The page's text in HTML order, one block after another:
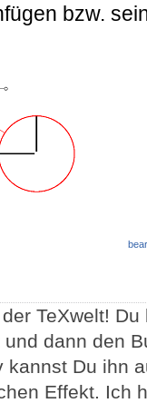
bzw.
TeXwelt!
dann den
kannst Du ihn
Effekt. Ich